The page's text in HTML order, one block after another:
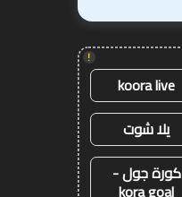
!
koora live
يلا شوت
كورة جول -
kora goal